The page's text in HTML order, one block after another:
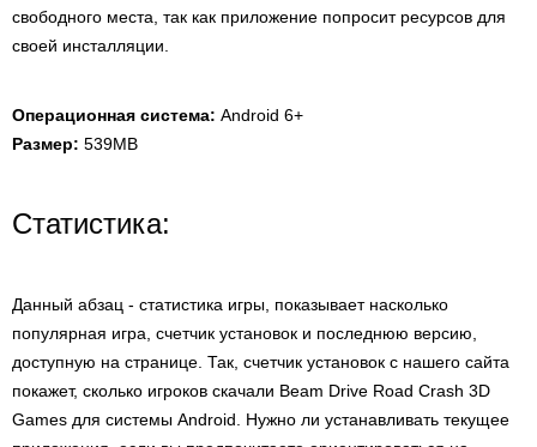
свободного места, так как приложение попросит ресурсов для
своей инсталляции.
Операционная система: Android 6+
Размер: 539MB
Статистика:
Данный абзац - статистика игры, показывает насколько
популярная игра, счетчик установок и последнюю версию,
доступную на странице. Так, счетчик установок с нашего сайта
покажет, сколько игроков скачали Beam Drive Road Crash 3D
Games для системы Android. Нужно ли устанавливать текущее